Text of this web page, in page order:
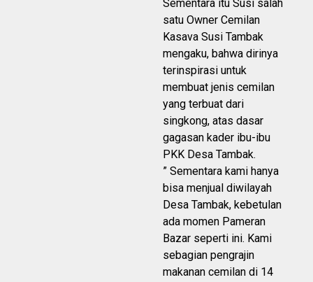
Sementara itu Susi salah
satu Owner Cemilan
Kasava Susi Tambak
mengaku, bahwa dirinya
terinspirasi untuk
membuat jenis cemilan
yang terbuat dari
singkong, atas dasar
gagasan kader ibu-ibu
PKK Desa Tambak.
” Sementara kami hanya
bisa menjual diwilayah
Desa Tambak, kebetulan
ada momen Pameran
Bazar seperti ini. Kami
sebagian pengrajin
makanan cemilan di 14